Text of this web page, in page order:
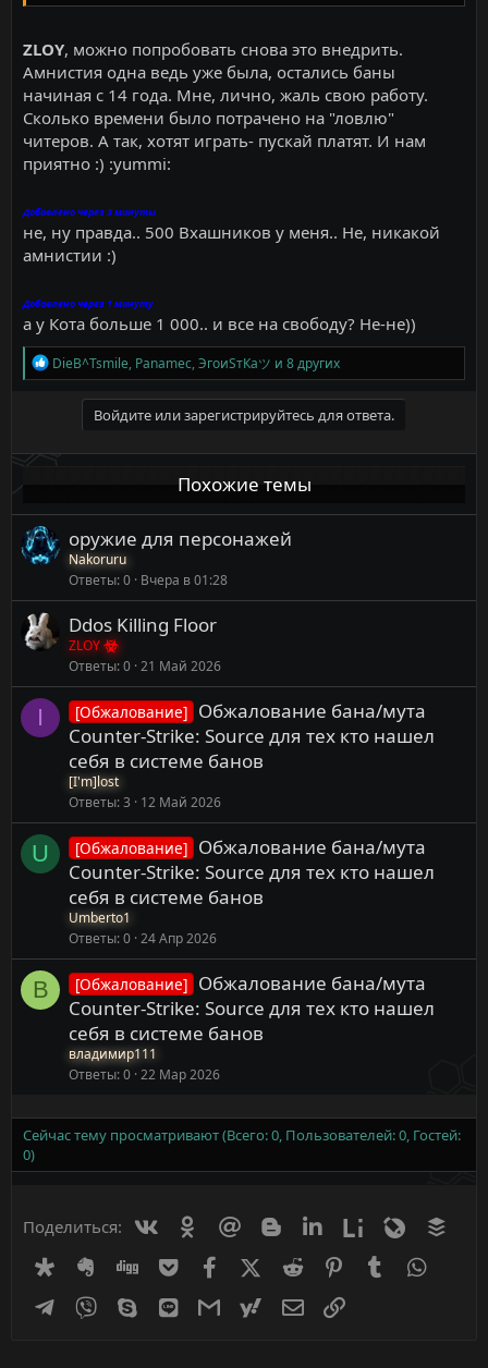
ZLOY, можно попробовать снова это внедрить.
Амнистия одна ведь уже была, остались баны
начиная с 14 года. Мне, лично, жаль свою работу.
Сколько времени было потрачено на "ловлю"
читеров. А так, хотят играть- пускай платят. И нам
приятно :) :yummi:
Добавлено через 3 минуты
не, ну правда.. 500 Вхашников у меня.. Не, никакой
амнистии :)
Добавлено через 1 минуту
а у Кота больше 1 000.. и все на свободу? Не-не))
Р
е
DieB^Tsmile, Panamec,ЭгоиSтКаツ и 8 других
Войдите или зарегистрируйтесь для ответа.
Похожие темы
оружие для персонажей
Nakoruru
Ответы 0 Вчера в 01:28
Ddos Killing Floor
ZLOY
Ответы 0 21 Май 2026
I [Обжалование] Обжалование бана/мута
Counter-Strike: Source для тех кто нашел
себя в системе банов
[I'm]lost
Ответы 3 12 Май 2026
U [Обжалование] Обжалование бана/мута
Counter-Strike: Source для тех кто нашел
себя в системе банов
Umberto1
Ответы 0 24 Апр 2026
В [Обжалование] Обжалование бана/мута
Counter-Strike: Source для тех кто нашел
себя в системе банов
владимир111
Ответы 0 22 Мар 2026
Сейчас тему просматривают (Всего: 0, Пользователей: 0, Гостей:
0)
Поделиться: ВконтактеОдноклассники
Mail.ru BloggerLinkedinLiveinternet
Livejournal
DiasporaEvernoteDigg GetpocketFacebookX (Twitter)
Reddit PinterestTumblr
Telegram
Viber Skype Line GmailyahoomailЭлектронная почта